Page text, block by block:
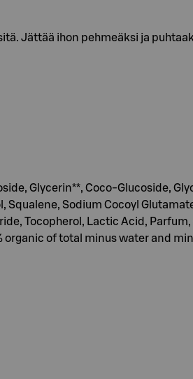
Jättää ihon pehmeäksi ja
Glycerin**, Coco-Glucoside,
Sodium Cocoyl
Tocopherol, Lactic Acid,
of total minus water and